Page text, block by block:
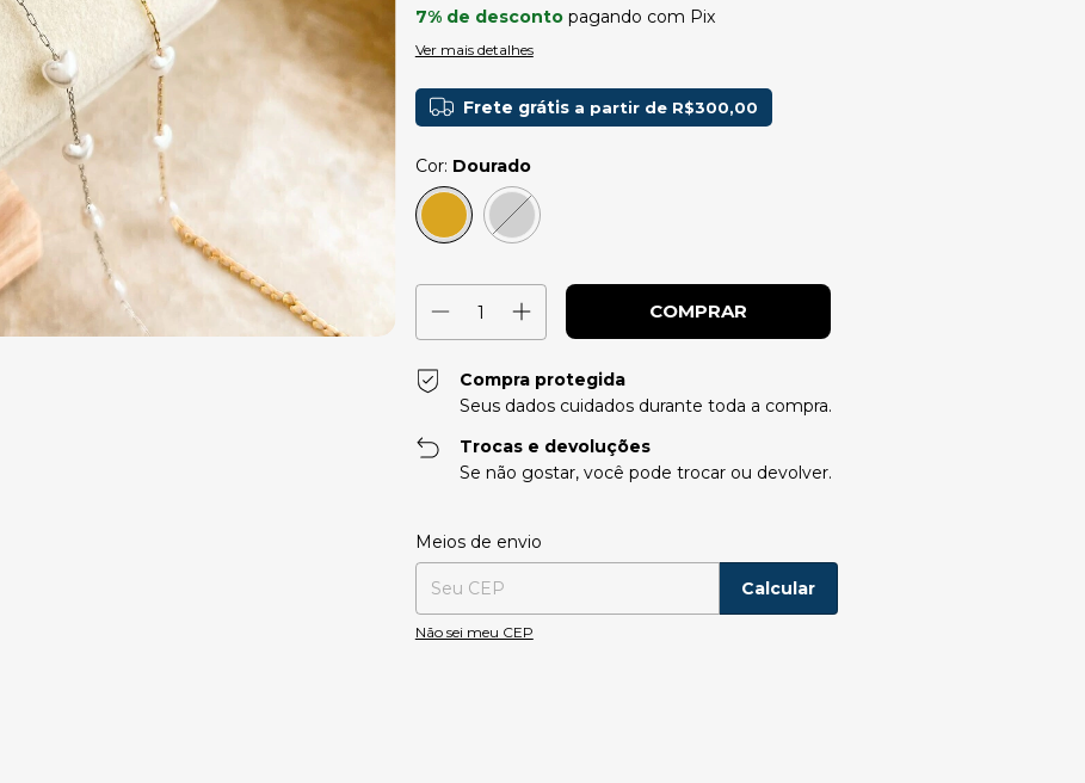
7% de descontopagando com Pix
Ver mais detalhes
Frete grátis a partir de R$300,00
Cor: Dourado
Compra protegida
Seus dados cuidados durante toda a compra.
Trocas e devoluções
Se não gostar, você pode trocar ou devolver.
Entregas para o CEP:
Meios de envio
Calcular
Não sei meu CEP